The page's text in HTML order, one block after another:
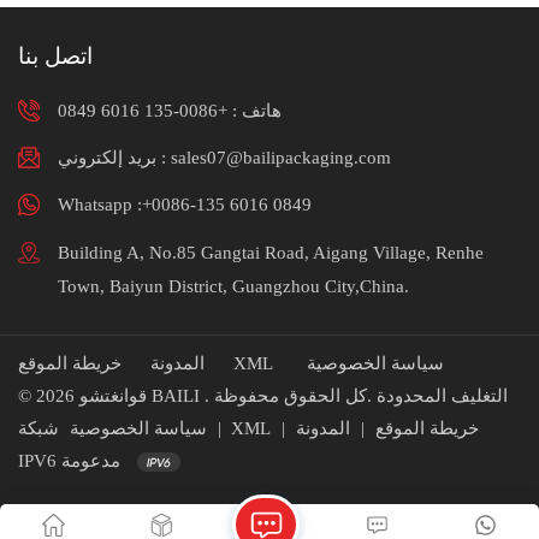
اتصل بنا
هاتف : +0086-135 6016 0849
بريد إلكتروني : sales07@bailipackaging.com
Whatsapp :+0086-135 6016 0849
Building A, No.85 Gangtai Road, Aigang Village, Renhe
Town, Baiyun District, Guangzhou City,China.
خريطة الموقع المدونة XML
سياسة الخصوصية
© 2026 قوانغتشو BAILI التغليف المحدودة .كل الحقوق محفوظة .
خريطة الموقع
| المدونة |
XML
| سياسة الخصوصية
شبكة